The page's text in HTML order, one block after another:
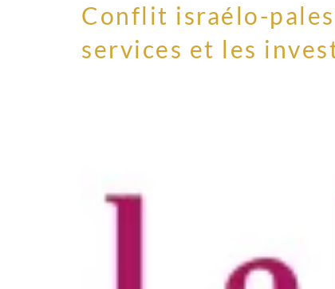
Conflit israélo-
services et les